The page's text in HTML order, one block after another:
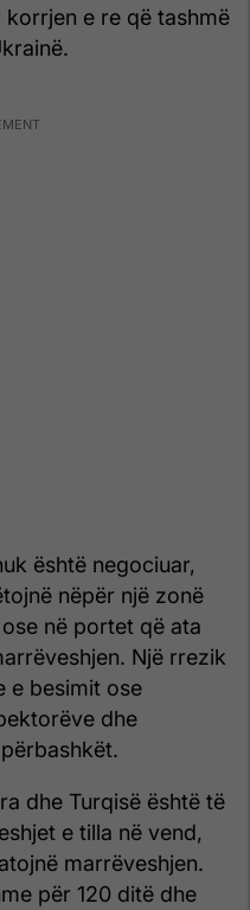
e re që tashmë
është negociuar,
nëpër një zonë
në portet që ata
Një rrezik
e besimit ose
dhe
dhe Turqisë është të
e tilla në vend,
marrëveshjen.
për 120 ditë dhe